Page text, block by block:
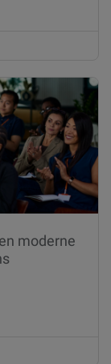
moderne